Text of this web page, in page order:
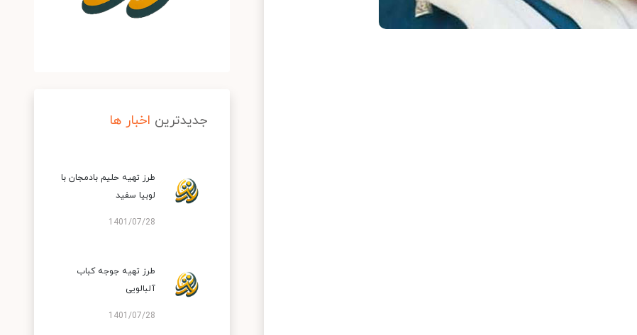
جدیدترین اخبار ها
طرز تهیه حلیم بادمجان با
لوبیا سفید
1401/07/28
طرز تهیه جوجه کباب
آلبالویی
1401/07/28